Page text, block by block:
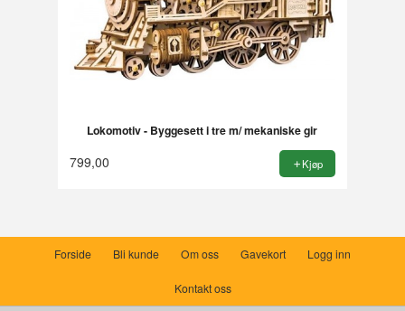
Lokomotiv - Byggesett i tre m/ mekaniske gir
799,00 Kjøp
Forside Bli kunde Om oss Gavekort Logg inn
Kontakt oss